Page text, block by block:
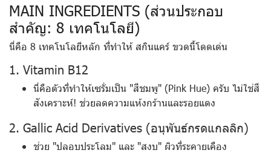
MAIN INGREDIENTS (ส่วนประกอบ
สำคัญ: 8 เทคโนโลยี)
นี่คือ 8 เทคโนโลยีหลัก ที่ทำให้ สกินแคร์ ขวดนี้โดดเด่น
1. Vitamin B12
นี่คือตัวที่ทำให้เซรั่มเป็น "สีชมพู" (Pink Hue) ครับ ไม่ใช่สี
สังเคราะห์! ช่วยลดความแห้งกร้านและรอยแดง
2. Gallic Acid Derivatives (อนุพันธ์กรดแกลลิก)
ช่วย "ปลอบประโลม" และ "สงบ" ผิวที่ระคายเคือง